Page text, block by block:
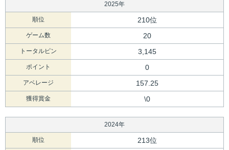
2025年
順位 210位
ゲーム数 20
トータルピン 3,145
ポイント 0
アベレージ 157.25
獲得賞金 \0
2024年
順位 213位